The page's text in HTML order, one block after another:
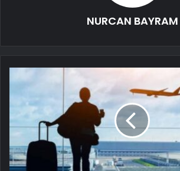
NURCAN BAYRAM